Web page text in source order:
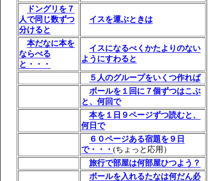
ドングリを７
人で同じ数ずつ
分けると
イスを運ぶときは
本だなに本を
ならべる
と・・・
イスになるべくかたよりのない
ようにすわると
５人のグループをいくつ作れば
ボールを １回に７個ずつはこぶ
と、何回で
本を１日９ページずつ読むと、
何日で
６０ページある宿題を９日
で・・・ (ちょっと応用）
旅行で部屋は何部屋ひつよう？
ボールを入れるたなは何だん必